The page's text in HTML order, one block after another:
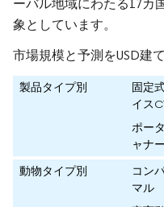
ーバル地域にわたる17カ
象としています。
市場規模と予測をUSD建
製品タイプ別
固定
イス
ポー
ャナー
動物タイプ別
コン
マル